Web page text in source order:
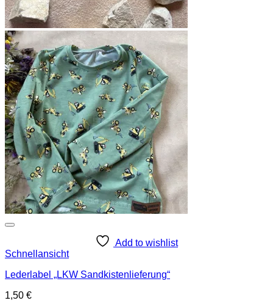
Add to wishlist
Schnellansicht
Lederlabel „LKW Sandkistenlieferung“
1,50 €